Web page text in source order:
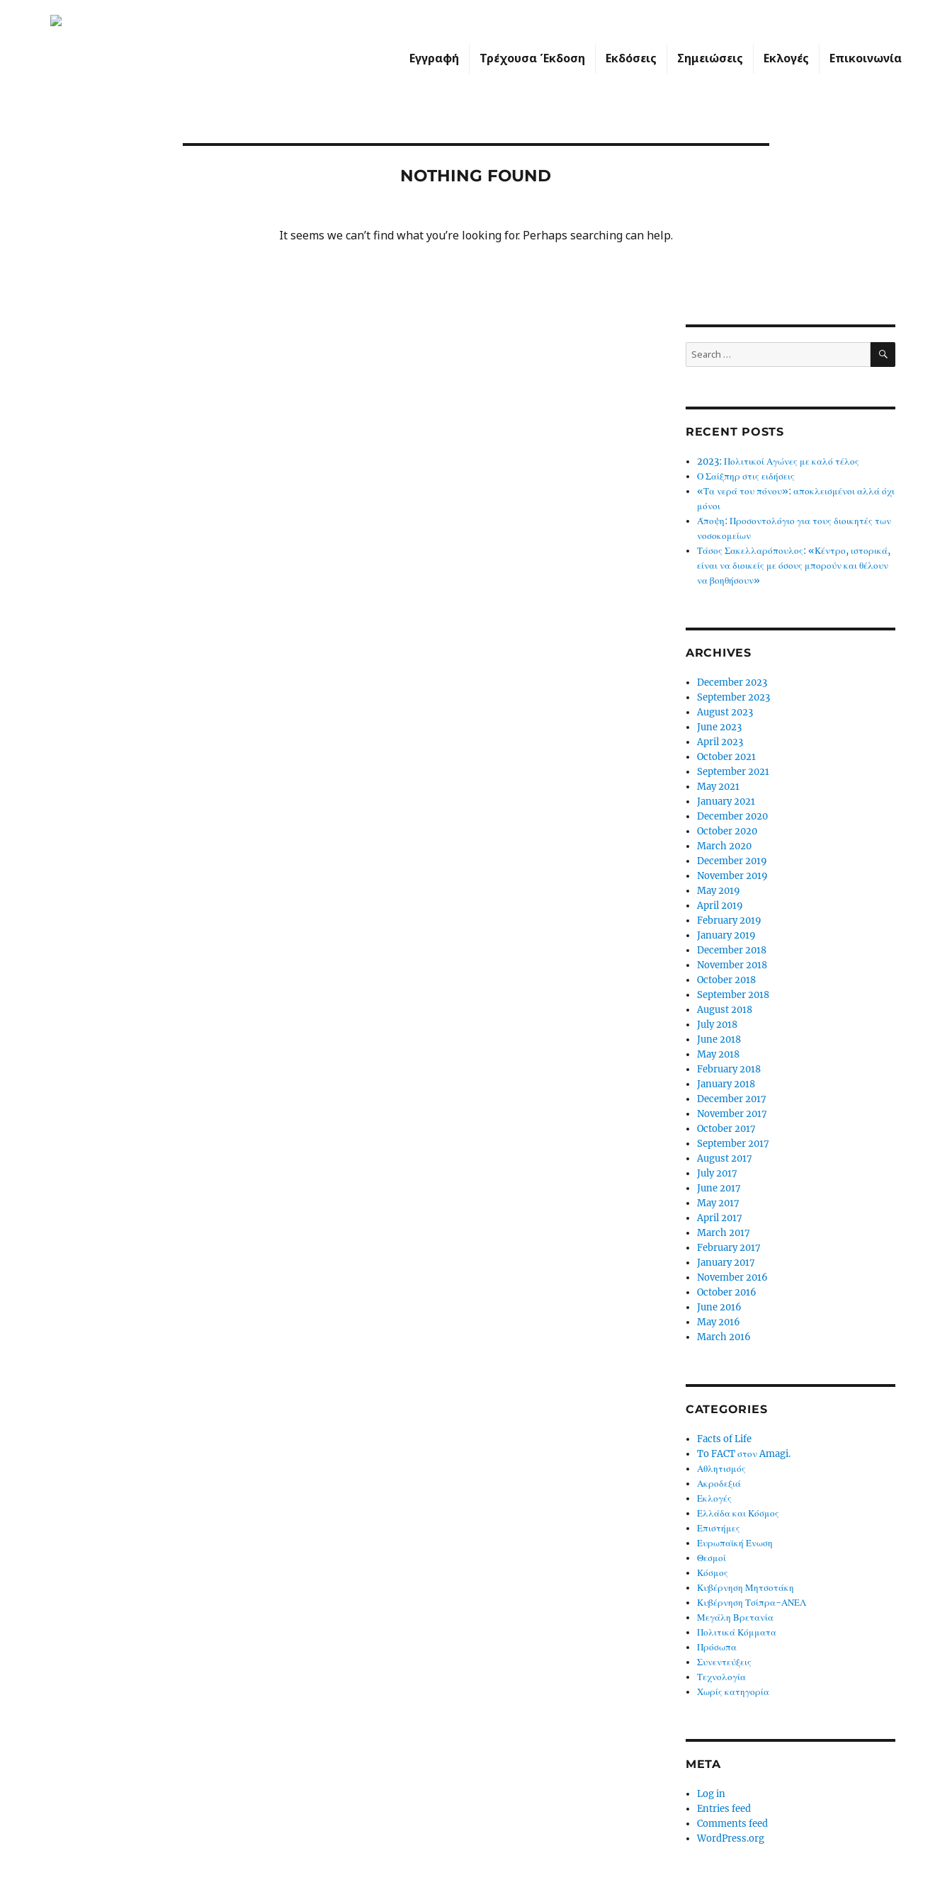
Εγγραφή Τρέχουσα Έκδοση Εκδόσεις Σημειώσεις Εκλογές Επικοινωνία
NOTHING FOUND
It seems we can’t find what you’re looking for. Perhaps searching can help.
Search
for:
SEARCH
RECENT POSTS
2023: Πολιτικοί Αγώνες με καλό τέλος
Ο Σαίξπηρ στις ειδήσεις
«Τα νερά του πόνου»: αποκλεισμένοι αλλά όχι
μόνοι
Άποψη: Προσοντολόγιο για τους διοικητές των
νοσοκομείων
Τάσος Σακελλαρόπουλος: «Κέντρο, ιστορικά,
είναι να διοικείς με όσους μπορούν και θέλουν
να βοηθήσουν»
ARCHIVES
December 2023
September 2023
August 2023
June 2023
April 2023
October 2021
September 2021
May 2021
January 2021
December 2020
October 2020
March 2020
December 2019
November 2019
May 2019
April 2019
February 2019
January 2019
December 2018
November 2018
October 2018
September 2018
August 2018
July 2018
June 2018
May 2018
February 2018
January 2018
December 2017
November 2017
October 2017
September 2017
August 2017
July 2017
June 2017
May 2017
April 2017
March 2017
February 2017
January 2017
November 2016
October 2016
June 2016
May 2016
March 2016
CATEGORIES
Facts of Life
To FACT στον Amagi.
Αθλητισμός
Ακροδεξιά
Εκλογές
Ελλάδα και Κόσμος
Επιστήμες
Ευρωπαϊκή Ένωση
Θεσμοί
Κόσμος
Κυβέρνηση Μητσοτάκη
Κυβέρνηση Τσίπρα-ΑΝΕΛ
Μεγάλη Βρετανία
Πολιτικά Κόμματα
Πρόσωπα
Συνεντεύξεις
Τεχνολογία
Χωρίς κατηγορία
META
Log in
Entries feed
Comments feed
WordPress.org